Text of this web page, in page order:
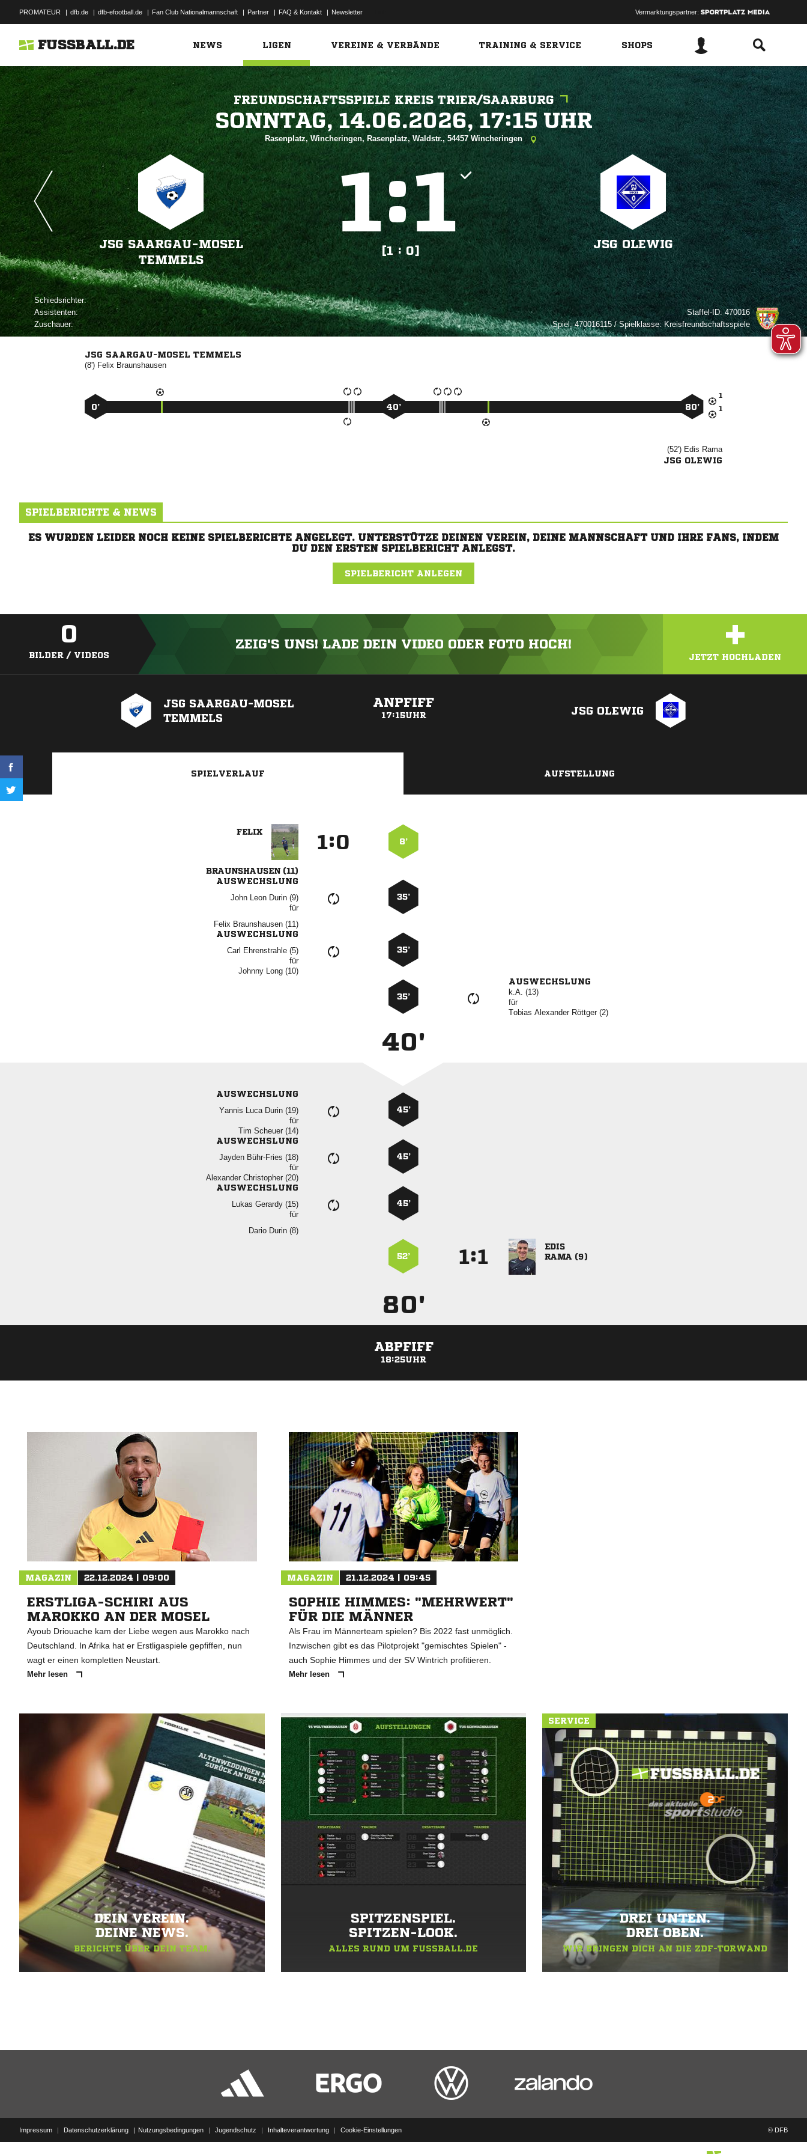
PROMATEUR | dfb.de | dfb-efootball.de | Fan Club Nationalmannschaft | Partner | FAQ & Kontakt | Newsletter Vermarktungspartner:
FUSSBALL.DE NEWS LIGEN VEREINE & VERBÄNDE TRAINING & SERVICE SHOPS
FREUNDSCHAFTSSPIELE KREIS TRIER/SAARBURG
   
Rasenplatz, Wincheringen, Rasenplatz, Waldstr., 54457 Wincheringen
JSG SAARGAU-MOSEL
TEMMELS
:
[1 : 0]
JSG OLEWIG
Schiedsrichter:
Assistenten:
Zuschauer:
Staffel-ID:470016
Spiel:470016115 / Spielklasse: Kreisfreundschaftsspiele
JSG SAARGAU-MOSEL TEMMELS
(8')  


0’ 40’ 80’
(52')  
JSG OLEWIG
SPIELBERICHTE & NEWS
ES WURDEN LEIDER NOCH KEINE SPIELBERICHTE ANGELEGT. UNTERSTÜTZE DEINEN VEREIN, DEINE MANNSCHAFT UND IHRE FANS, INDEM
DU DEN ERSTEN SPIELBERICHT ANLEGST.
SPIELBERICHT ANLEGEN
0
BILDER / VIDEOS
ZEIG'S UNS! LADE DEIN VIDEO ODER FOTO HOCH! +
JETZT HOCHLADEN
JSG SAARGAU-MOSEL
TEMMELS
ANPFIFF
17:15UHR JSG OLEWIG
SPIELVERLAUF AUFSTELLUNG

 
: 8’
AUSWECHSLUNG
   
für
  
35’
AUSWECHSLUNG
  
für
  
35’
35’
AUSWECHSLUNG
k.A. (13)
für
   
40'
AUSWECHSLUNG
   
für
  
45’
AUSWECHSLUNG
  
für
  
45’
AUSWECHSLUNG
  
für
  
45’
52’ :

 
80'
ABPFIFF
18:25UHR
MAGAZIN 22.12.2024 | 09:00
ERSTLIGA-SCHIRI AUS
MAROKKO AN DER MOSEL
Ayoub Driouache kam der Liebe wegen aus Marokko nach
Deutschland. In Afrika hat er Erstligaspiele gepfiffen, nun
wagt er einen kompletten Neustart.
Mehr lesen
MAGAZIN 21.12.2024 | 09:45
SOPHIE HIMMES: "MEHRWERT"
FÜR DIE MÄNNER
Als Frau im Männerteam spielen? Bis 2022 fast unmöglich.
Inzwischen gibt es das Pilotprojekt "gemischtes Spielen" -
auch Sophie Himmes und der SV Wintrich profitieren.
Mehr lesen
DEIN VEREIN.
DEINE NEWS.
BERICHTE ÜBER DEIN TEAM.
SPITZENSPIEL.
SPITZEN-LOOK.
ALLES RUND UM FUSSBALL.DE
SERVICE
DREI UNTEN.
DREI OBEN.
WIR BRINGEN DICH AN DIE ZDF-TORWAND
Impressum | Datenschutzerklärung Nutzungsbedingungen | Jugendschutz | Inhalteverantwortung | Cookie-Einstellungen © DFB